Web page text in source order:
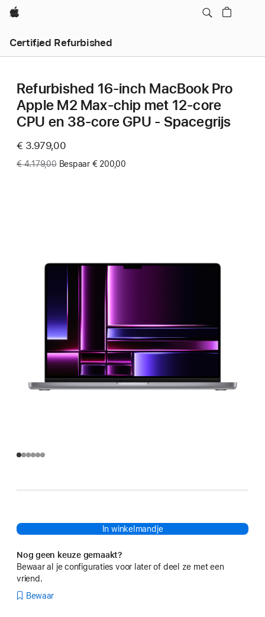
Apple
Certified Refurbished
Refurbished 16-inch MacBook Pro
Apple M2 Max-chip met 12‑core
CPU en 38‑core GPU - Spacegrijs
Now
€ 3.979,00
Was
€ 4.179,00 Bespaar € 200,00
In winkelmandje
Nog geen keuze gemaakt?
Bewaar al je configuraties voor later of deel ze met een
vriend.
Bewaar